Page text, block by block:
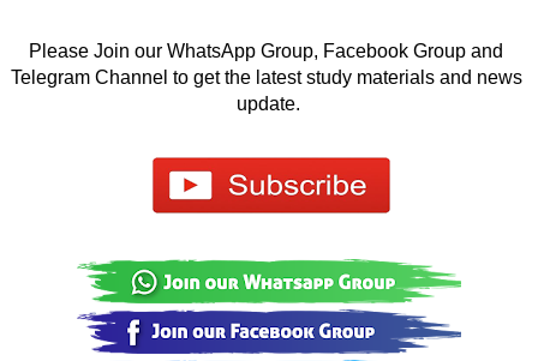
Please Join our WhatsApp Group, Facebook Group and
Telegram Channel to get the latest study materials and news
update.